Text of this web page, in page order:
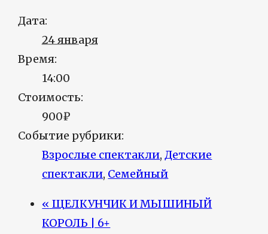
Дата:
24 января
Время:
14:00
Стоимость:
900₽
Событие рубрики:
Взрослые спектакли,Детские
спектакли, Семейный
« ЩЕЛКУНЧИК И МЫШИНЫЙ
КОРОЛЬ | 6+